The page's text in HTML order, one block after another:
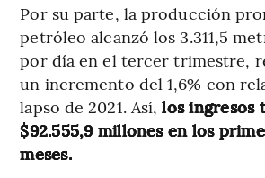
Por su parte, la producción
petróleo alcanzó los 3.311,5
por día en el tercer trimestre,
un incremento del 1,6% con
lapso de 2021. Así,los ingresos
$92.555,9 millones en los
meses.